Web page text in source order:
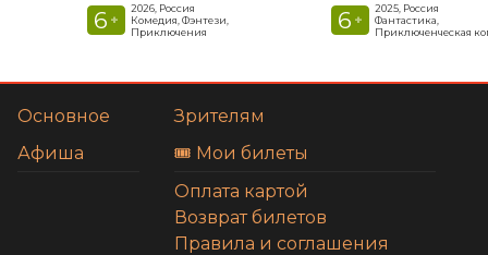
6 +
2026, Россия
Комедия, Фэнтези,
Приключения
6 +
2025, Россия
Фантастика,
Приключенческая
Основное
Афиша
Зрителям
🎟️ Мои билеты
Оплата картой
Возврат билетов
Правила и соглашения